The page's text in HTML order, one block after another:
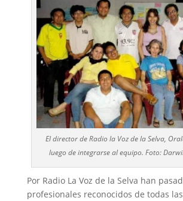
El director de Radio la Voz de la Selva,
luego de integrarse al equipo. Foto:
Por Radio La Voz de la Selva han
profesionales reconocidos de todas